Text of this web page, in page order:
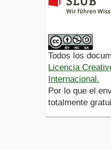
Todos los
Licencia
Internacional.
Por lo que el
totalmente